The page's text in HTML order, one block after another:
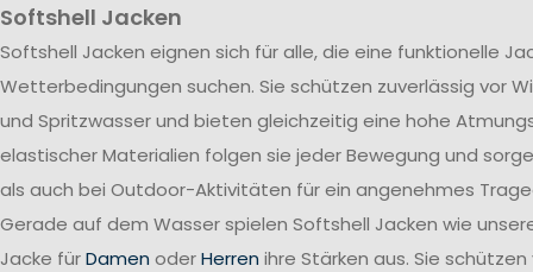
Softshell Jacken
Softshell Jacken eignen sich für alle, die eine funktionelle
Wetterbedingungen suchen. Sie schützen zuverlässig vor
und Spritzwasser und bieten gleichzeitig eine hohe
elastischer Materialien folgen sie jeder Bewegung und
als auch bei Outdoor-Aktivitäten für ein angenehmes
Gerade auf dem Wasser spielen Softshell Jacken wie
Jacke fürDamen oderHerren ihre Stärken aus. Sie